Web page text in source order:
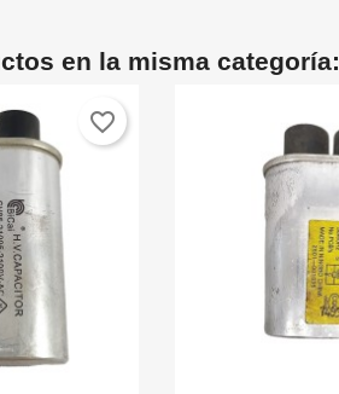
en la misma categoría:
favorite_border